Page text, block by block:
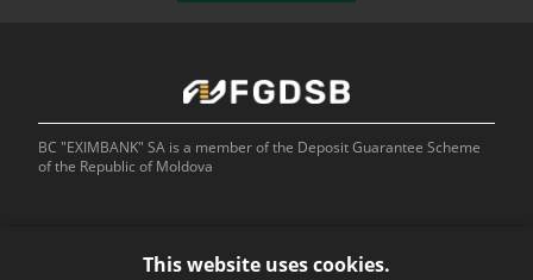
BC "EXIMBANK" SA is a member of the Deposit Guarantee Scheme
of the Republic of Moldova
This website uses cookies.